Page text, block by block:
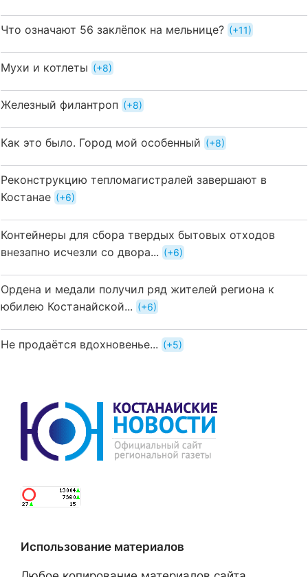
Что означают 56 заклёпок на мельнице? +11
Мухи и котлеты +8
Железный филантроп +8
Как это было. Город мой особенный +8
Реконструкцию тепломагистралей завершают в
Костанае
+6
Контейнеры для сбора твердых бытовых отходов
внезапно исчезли со двора...
+6
Ордена и медали получил ряд жителей региона к
юбилею Костанайской...
+6
Не продаётся вдохновенье... +5
Использование материалов